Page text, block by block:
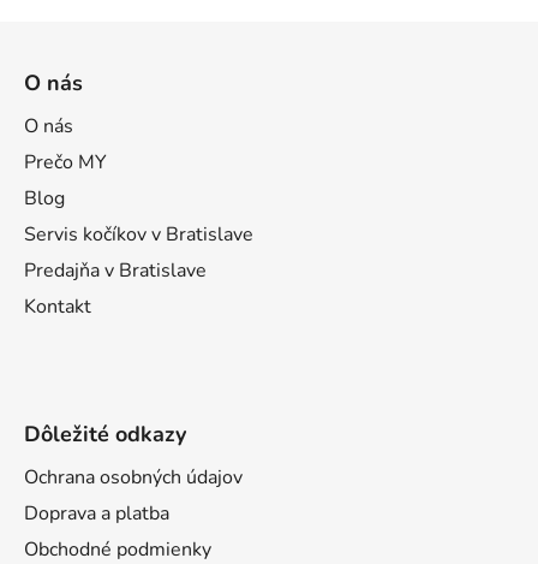
O nás
O nás
Prečo MY
Blog
Servis kočíkov v Bratislave
Predajňa v Bratislave
Kontakt
Dôležité odkazy
Ochrana osobných údajov
Doprava a platba
Obchodné podmienky